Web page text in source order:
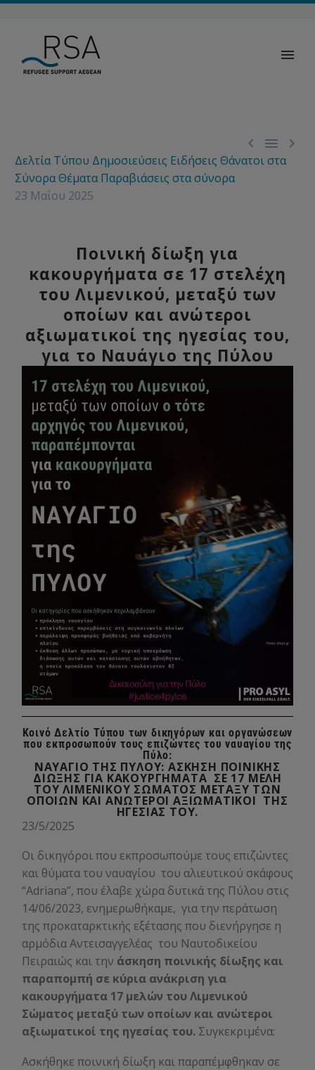
  
Δελτία Τύπου Δημοσιεύσεις Ειδήσεις Θάνατοι στα
ΣύνοραΘέματα Παραβιάσεις στα σύνορα
23 Μαΐου 2025
Ποινική δίωξη για
κακουργήματα σε 17 στελέχη
του Λιμενικού, μεταξύ των
οποίων και ανώτεροι
αξιωματικοί της ηγεσίας του,
για το Ναυάγιο της Πύλου
Κοινό Δελτίο Τύπου των δικηγόρων και οργανώσεων
που εκπροσωπούν τους επιζώντες του ναυαγίου της
Πύλο:
ΝΑΥΑΓΙΟ ΤΗΣ ΠΥΛΟΥ: ΑΣΚΗΣΗ ΠΟΙΝΙΚΗΣ
ΔΙΩΞΗΣ ΓΙΑ ΚΑΚΟΥΡΓΗΜΑΤΑ ΣΕ 17 ΜΕΛΗ
ΤΟΥ ΛΙΜΕΝΙΚΟΥ ΣΩΜΑΤΟΣ ΜΕΤΑΞΥ ΤΩΝ
ΟΠΟΙΩΝ ΚΑΙ ΑΝΩΤΕΡΟΙ ΑΞIΩΜΑΤΙΚΟΙ ΤΗΣ
ΗΓΕΣΙΑΣ ΤΟΥ.
23/5/2025
Οι δικηγόροι που εκπροσωπούμε τους επιζώντες
και θύματα του ναυαγίου του αλιευτικού σκάφους
“Adriana”, που έλαβε χώρα δυτικά της Πύλου στις
14/06/2023, ενημερωθήκαμε, για την περάτωση
της προκαταρκτικής εξέτασης που διενήργησε η
αρμόδια Αντεισαγγελέας του Ναυτοδικείου
Πειραιώς και την άσκηση ποινικής δίωξης και
παραπομπή σε κύρια ανάκριση για
κακουργήματα 17 μελών του Λιμενικού
Σώματος μεταξύ των οποίων και ανώτεροι
αξιωματικοί της ηγεσίας του. Συγκεκριμένα:
Ασκήθηκε ποινική δίωξη και παραπέμφθηκαν σε